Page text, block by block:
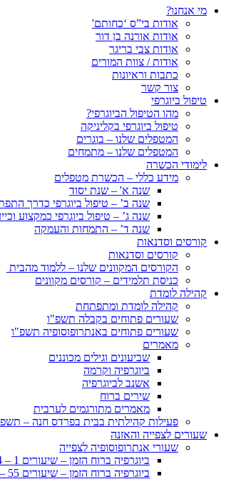
מי אנחנו?
אודות בי”ס ‘כחותם'
אודות אורנה בן דור
אודות צבי בריגר
אודות / צוות המורים
כתבות וראיונות
צור קשר
טיפול ביוגרפי
מהו הטיפול הביוגרפי?
טיפול ביוגרפי בקליניקה
המטפלים שלנו – בוגרים
המטפלים שלנו – מתמחים
לימודי הכשרה
מידע כללי – הכשרת מטפלים
שנה א' – שנת יסוד
שנה ב’ – טיפול ביוגרפי כדרך
שנה ג’ – טיפול ביוגרפי כמקצוע
שנה ד’ – התמחות והעמקה
קורסים וסדנאות
קורסים וסדנאות
הקורסים המקוונים שלנו – ללמוד מהבית
כניסת תלמידים – קורסים מקוונים
קהילה לומדת
קהילה לומדת ומתפתחת
שעורים פתוחים בקבלה תשפ"ו
שעורים פתוחים באנתרופוסופיה תשפ"ו
מאמרים
שביעונים וגילים מכוננים
ביוגרפיה וקרמה
אשנב לביוגרפיה
שירים ברוח
מאמרים מתורגמים לערבית
פעילות קהילתית בבית בפרדס חנה –
שעורים לצפייה והאזנה
שעורי אנתרופוסופיה לצפייה
ביוגרפיה ברוח הזמן – שיעורים 1 – 54
ביוגרפיה ברוח הזמן – שיעורים 55 – 83